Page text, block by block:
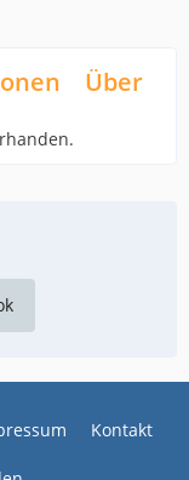
Über
Kontakt